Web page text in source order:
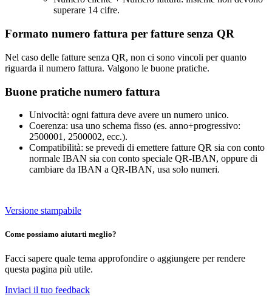
superare 14 cifre.
Formato numero fattura per fatture senza QR
Nel caso delle fatture senza QR, non ci sono vincoli per quanto
riguarda il numero fattura. Valgono le buone pratiche.
Buone pratiche numero fattura
Univocità: ogni fattura deve avere un numero unico.
Coerenza: usa uno schema fisso (es. anno+progressivo:
2500001, 2500002, ecc.).
Compatibilità: se prevedi di emettere fatture QR sia con conto
normale IBAN sia con conto speciale QR-IBAN, oppure di
cambiare da IBAN a QR-IBAN, usa solo numeri.
Versione stampabile
Come possiamo aiutarti meglio?
Facci sapere quale tema approfondire o aggiungere per rendere
questa pagina più utile.
Inviaci il tuo feedback